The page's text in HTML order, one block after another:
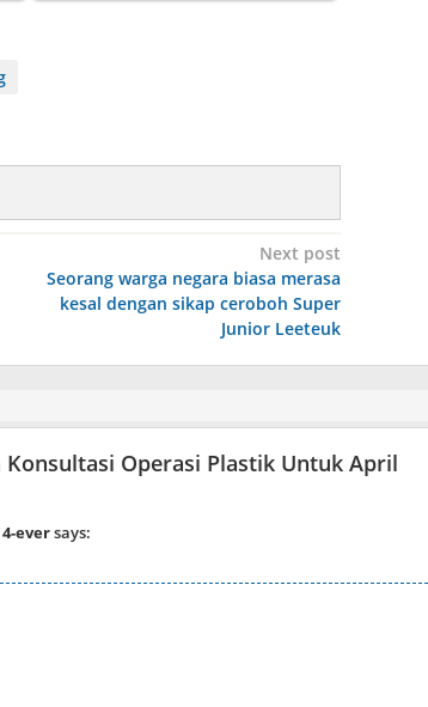
Next post
Seorang warga negara biasa merasa
kesal dengan sikap ceroboh Super
Junior Leeteuk
Operasi Plastik Untuk April
eversays: